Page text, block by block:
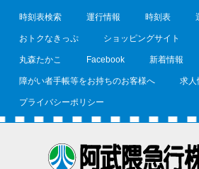
時刻表検索 運行情報 時刻表
おトクなきっぷ ショッピングサイト
丸森たかこ Facebook 新着情報
障がい者手帳等をお持ちのお客様へ 求人
プライバシーポリシー